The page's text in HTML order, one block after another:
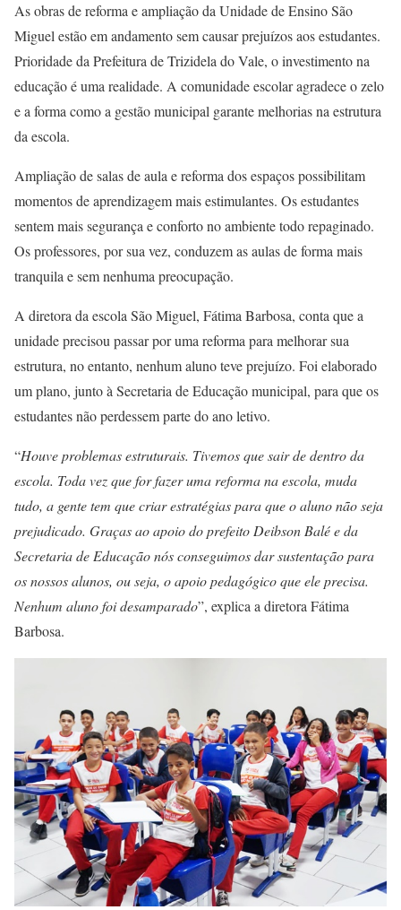
As obras de reforma e ampliação da Unidade de Ensino São
Miguel estão em andamento sem causar prejuízos aos estudantes.
Prioridade da Prefeitura de Trizidela do Vale, o investimento na
educação é uma realidade. A comunidade escolar agradece o zelo
e a forma como a gestão municipal garante melhorias na estrutura
da escola.
Ampliação de salas de aula e reforma dos espaços possibilitam
momentos de aprendizagem mais estimulantes. Os estudantes
sentem mais segurança e conforto no ambiente todo repaginado.
Os professores, por sua vez, conduzem as aulas de forma mais
tranquila e sem nenhuma preocupação.
A diretora da escola São Miguel, Fátima Barbosa, conta que a
unidade precisou passar por uma reforma para melhorar sua
estrutura, no entanto, nenhum aluno teve prejuízo. Foi elaborado
um plano, junto à Secretaria de Educação municipal, para que os
estudantes não perdessem parte do ano letivo.
“Houve problemas estruturais. Tivemos que sair de dentro da
escola. Toda vez que for fazer uma reforma na escola, muda
tudo, a gente tem que criar estratégias para que o aluno não seja
prejudicado. Graças ao apoio do prefeito Deibson Balé e da
Secretaria de Educação nós conseguimos dar sustentação para
os nossos alunos, ou seja, o apoio pedagógico que ele precisa.
Nenhum aluno foi desamparado”, explica a diretora Fátima
Barbosa.